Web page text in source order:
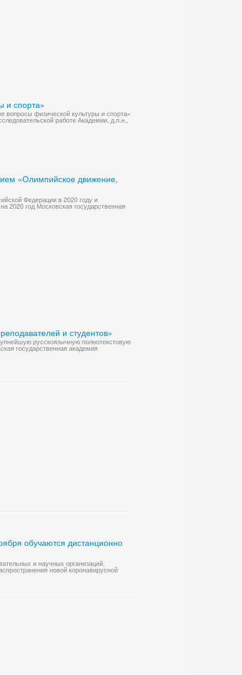
и спорта»
вопросы физической культуры и спорта»
работе Академии, д.п.н.,
«Олимпийское движение,
Федерации в 2020 году и
2020 год Московская государственная
и студентов»
русскоязычную полнотекстовую
государственная академия
обучаются дистанционно
и научных организаций,
новой коронавирусной